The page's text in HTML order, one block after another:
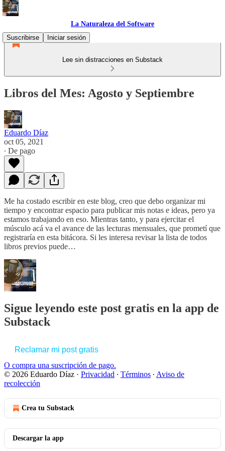
La Naturaleza del Software
Suscribirse
Iniciar sesión
Lee sin distracciones en Substack
Libros del Mes: Agosto y Septiembre
Eduardo Díaz
oct 05, 2021
∙ De pago
Me ha costado escribir en este blog, creo que debo organizar mi
tiempo y encontrar espacio para publicar mis notas e ideas, pero ya
estamos trabajando en eso. Mientras tanto, y para ejercitar el
músculo acá va el avance de las lecturas mensuales, que prometí que
registraría en esta bitácora. Si les interesa revisar la lista de todos
libros previos puede…
Sigue leyendo este post gratis en la app de
Substack
Reclamar mi post gratis
O compra una suscripción de pago.
© 2026 Eduardo Díaz · Privacidad ∙ Términos ∙ Aviso de
recolección
Crea tu Substack
Descargar la app